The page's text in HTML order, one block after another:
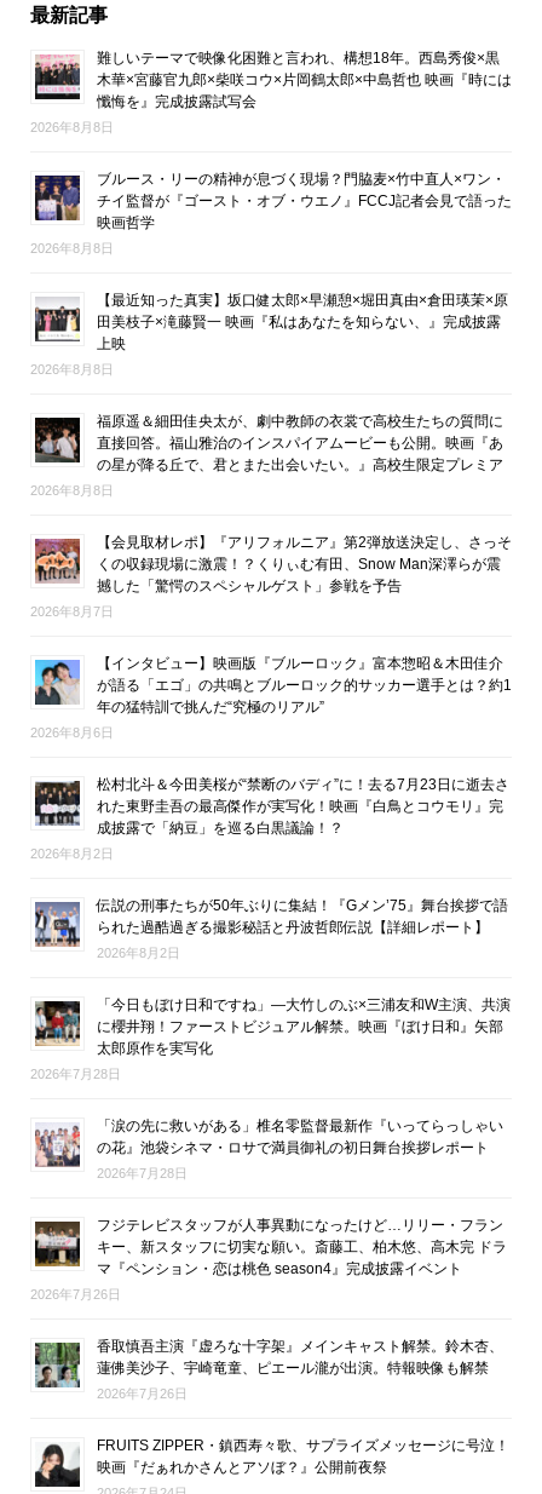
最新記事
難しいテーマで映像化困難と言われ、構想18年。西島秀俊×黒
木華×宮藤官九郎×柴咲コウ×片岡鶴太郎×中島哲也 映画『時には
懺悔を』完成披露試写会
2026年8月8日
ブルース・リーの精神が息づく現場？門脇麦×竹中直人×ワン・
チイ監督が『ゴースト・オブ・ウエノ』FCCJ記者会見で語った
映画哲学
2026年8月8日
【最近知った真実】坂口健太郎×早瀬憩×堀田真由×倉田瑛茉×原
田美枝子×滝藤賢一 映画『私はあなたを知らない、』完成披露
上映
2026年8月8日
福原遥＆細田佳央太が、劇中教師の衣裳で高校生たちの質問に
直接回答。福山雅治のインスパイアムービーも公開。映画『あ
の星が降る丘で、君とまた出会いたい。』高校生限定プレミア
2026年8月8日
【会見取材レポ】『アリフォルニア』第2弾放送決定し、さっそ
くの収録現場に激震！？くりぃむ有田、Snow Man深澤らが震
撼した「驚愕のスペシャルゲスト」参戦を予告
2026年8月7日
【インタビュー】映画版『ブルーロック』富本惣昭＆木田佳介
が語る「エゴ」の共鳴とブルーロック的サッカー選手とは？約1
年の猛特訓で挑んだ“究極のリアル”
2026年8月6日
松村北斗＆今田美桜が“禁断のバディ”に！去る7月23日に逝去さ
れた東野圭吾の最高傑作が実写化！映画『白鳥とコウモリ』完
成披露で「納豆」を巡る白黒議論！？
2026年8月2日
伝説の刑事たちが50年ぶりに集結！『Gメン’75』舞台挨拶で語
られた過酷過ぎる撮影秘話と丹波哲郎伝説【詳細レポート】
2026年8月2日
「今日もぼけ日和ですね」―大竹しのぶ×三浦友和W主演、共演
に櫻井翔！ファーストビジュアル解禁。映画『ぼけ日和』矢部
太郎原作を実写化
2026年7月28日
「涙の先に救いがある」椎名零監督最新作『いってらっしゃい
の花』池袋シネマ・ロサで満員御礼の初日舞台挨拶レポート
2026年7月28日
フジテレビスタッフが人事異動になったけど…リリー・フラン
キー、新スタッフに切実な願い。斎藤工、柏木悠、高木完 ドラ
マ『ペンション・恋は桃色 season4』完成披露イベント
2026年7月26日
香取慎吾主演『虚ろな十字架』メインキャスト解禁。鈴木杏、
蓮佛美沙子、宇崎竜童、ピエール瀧が出演。特報映像も解禁
2026年7月26日
FRUITS ZIPPER・鎮西寿々歌、サプライズメッセージに号泣！
映画『だぁれかさんとアソぼ？』公開前夜祭